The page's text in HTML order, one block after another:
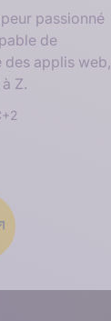
passionné
de
applis web,
Z.